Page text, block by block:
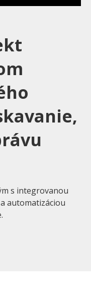
s integrovanou
automatizáciou